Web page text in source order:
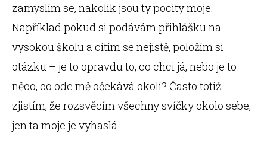
zamyslím se, nakolik jsou ty pocity moje.
Například pokud si podávám přihlášku na
vysokou školu a cítím se nejistě, položím si
otázku – je to opravdu to, co chci já, nebo je to
něco, co ode mě očekává okolí? Často totiž
zjistím, že rozsvěcím všechny svíčky okolo sebe,
jen ta moje je vyhaslá.